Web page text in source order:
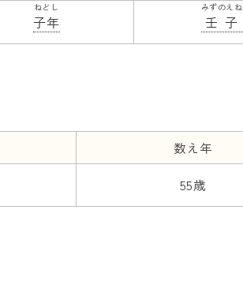
子年
ねどし
壬子
みずのえね
数え年
55歳